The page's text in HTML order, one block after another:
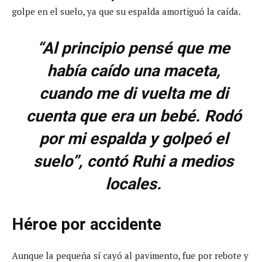
golpe en el suelo, ya que su espalda amortiguó la caída.
“Al principio pensé que me
había caído una maceta,
cuando me di vuelta me di
cuenta que era un bebé. Rodó
por mi espalda y golpeó el
suelo”, contó Ruhi a medios
locales.
Héroe por accidente
Aunque la pequeña sí cayó al pavimento, fue por rebote y